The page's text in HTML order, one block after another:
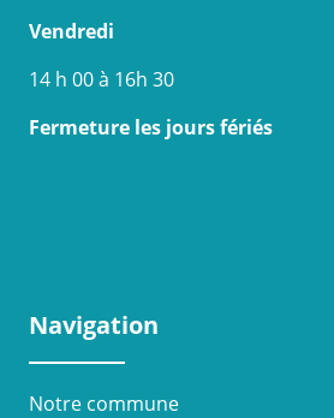
Vendredi
14 h 00 à 16h 30
Fermeture les jours fériés
Navigation
Notre commune